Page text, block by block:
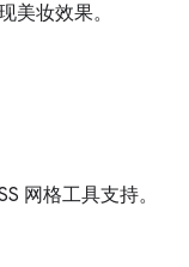
美妆效果。
网格工具支持。